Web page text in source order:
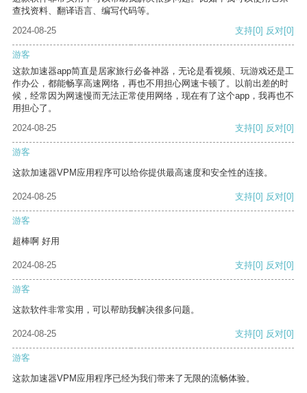
查找资料、翻译语言、编写代码等。
2024-08-25
支持[0] 反对[0]
游客
这款加速器app简直是居家旅行必备神器，无论是看视频、玩游戏还是工
作办公，都能畅享高速网络，再也不用担心网速卡顿了。以前出差的时
候，经常因为网速慢而无法正常使用网络，现在有了这个app，我再也不
用担心了。
2024-08-25
支持[0] 反对[0]
游客
这款加速器VPM应用程序可以给你提供最高速度和安全性的连接。
2024-08-25 支持[0] 反对[0]
游客
超棒啊 好用
2024-08-25 支持[0] 反对[0]
游客
这款软件非常实用，可以帮助我解决很多问题。
2024-08-25 支持[0] 反对[0]
游客
这款加速器VPM应用程序已经为我们带来了无限的流畅体验。